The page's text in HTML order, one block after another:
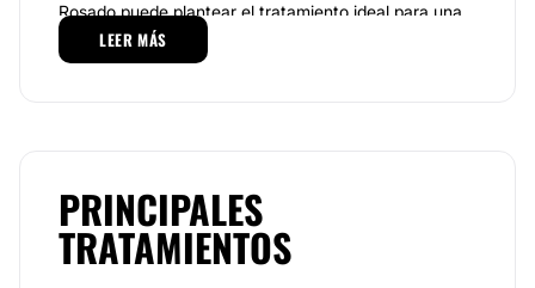
Rosado puede plantear el tratamiento ideal para una
pronta recuperación, aplicando los métodos más
modernos y vanguardistas para prevenir, corregir y
pacientes distintos servicios dermatológicos
especializados y personalizados en función de la
enfermedad de cada paciente, servicios que tratan de
LEER MÁS
PRINCIPALES
TRATAMIENTOS